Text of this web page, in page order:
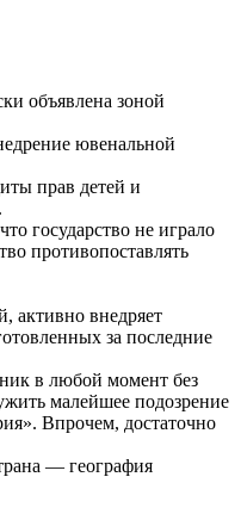
объявлена зоной
ювенальной
прав детей и
государство не играло
противопоставлять
активно внедряет
за последние
в любой момент без
малейшее подозрение
Впрочем, достаточно
— география